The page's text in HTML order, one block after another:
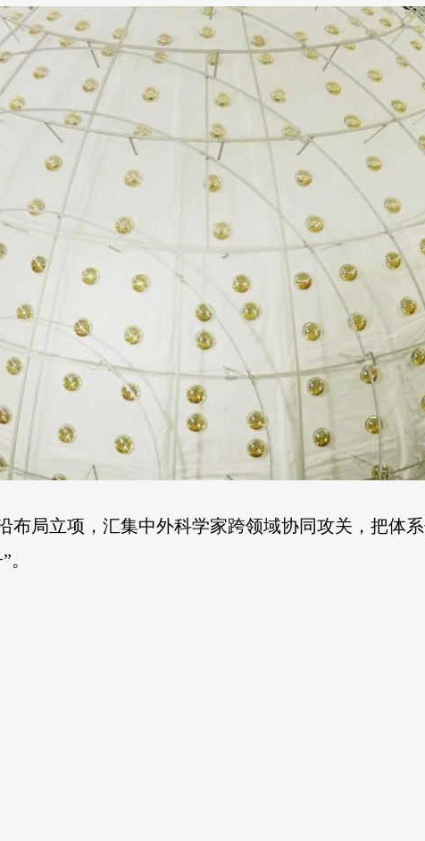
布局立项，汇集中外科学家跨领域协同攻关，把体